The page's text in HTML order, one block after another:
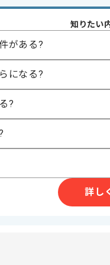
た構築経験
験やスキルをお持ちであれば申
2人
2026/04/23
知りたい
がある?
になる?
?
詳し